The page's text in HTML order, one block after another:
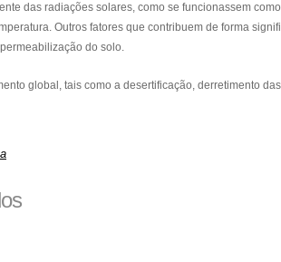
das radiações solares, como se funcionassem
Outros fatores que contribuem de forma
do solo.
global, tais como a desertificação, derretimento